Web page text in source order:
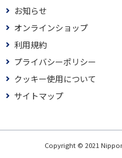
お知らせ
オンラインショップ
利用規約
プライバシーポリシー
クッキー使用について
サイトマップ
Copyright © 2021